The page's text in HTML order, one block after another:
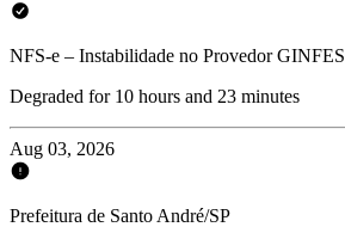
NFS-e – Instabilidade no Provedor GINFES
Degraded for 10 hours and 23 minutes
Aug 03, 2026
Prefeitura de Santo André/SP